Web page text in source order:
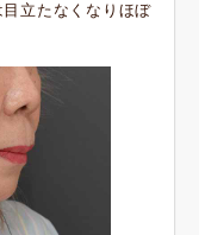
立たなくなりほぼ